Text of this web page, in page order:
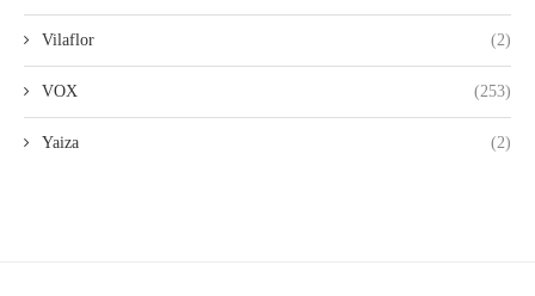
Vilaflor (2)
VOX (253)
Yaiza (2)